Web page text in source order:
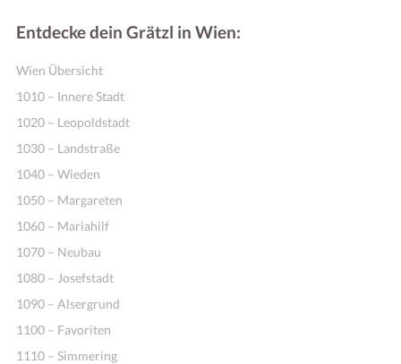
Entdecke dein Grätzl in Wien:
Wien Übersicht
1010 – Innere Stadt
1020 – Leopoldstadt
1030 – Landstraße
1040 – Wieden
1050 – Margareten
1060 – Mariahilf
1070 – Neubau
1080 – Josefstadt
1090 – Alsergrund
1100 – Favoriten
1110 – Simmering